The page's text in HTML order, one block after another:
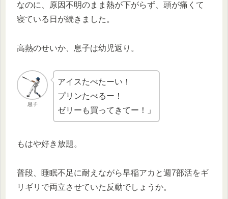
なのに、原因不明のまま熱が下がらず、頭が痛くて
寝ている日が続きました。
高熱のせいか、息子は幼児返り。
息子
アイスたべたーい！
プリンたべるー！
ゼリーも買ってきてー！」
もはや好き放題。
普段、睡眠不足に耐えながら早稲アカと週7部活をギ
リギリで両立させていた反動でしょうか。